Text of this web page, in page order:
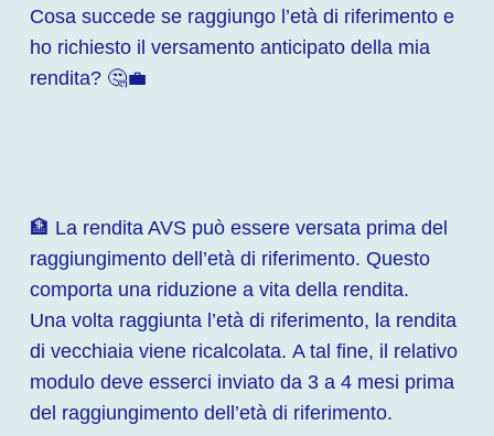
Cosa succede se raggiungo l’età di riferimento e
ho richiesto il versamento anticipato della mia
rendita? 🤔💼
🏦 La rendita AVS può essere versata prima del
raggiungimento dell’età di riferimento. Questo
comporta una riduzione a vita della rendita.
Una volta raggiunta l’età di riferimento, la rendita
di vecchiaia viene ricalcolata. A tal fine, il relativo
modulo deve esserci inviato da 3 a 4 mesi prima
del raggiungimento dell’età di riferimento.